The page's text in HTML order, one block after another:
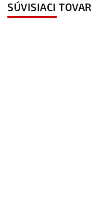
SÚVISIACI TOVAR